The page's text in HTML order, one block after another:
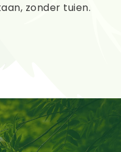
zonder tuien.